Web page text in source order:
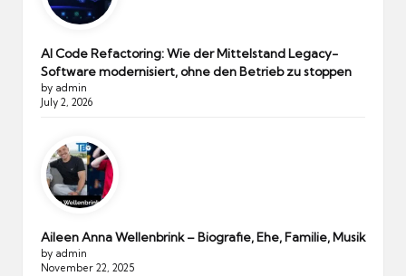
AI Code Refactoring: Wie der Mittelstand Legacy-
Software modernisiert, ohne den Betrieb zu stoppen
by admin
July 2, 2026
Aileen Anna Wellenbrink – Biografie, Ehe, Familie, Musik
by admin
November 22, 2025